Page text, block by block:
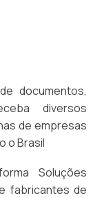
documentos,
diversos
de empresas
o Brasil
Soluções
fabricantes de